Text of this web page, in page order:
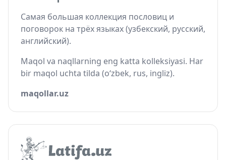
Самая большая коллекция пословиц и
поговорок на трёх языках (узбекский, русский,
английский).
Maqol va naqllarning eng katta kolleksiyasi. Har
bir maqol uchta tilda (o‘zbek, rus, ingliz).
maqollar.uz